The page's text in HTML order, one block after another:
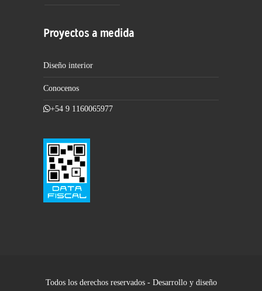
Proyectos a medida
Diseño interior
Conocenos
+54 9 1160065977
Todos los derechos reservados - Desarrollo y diseño